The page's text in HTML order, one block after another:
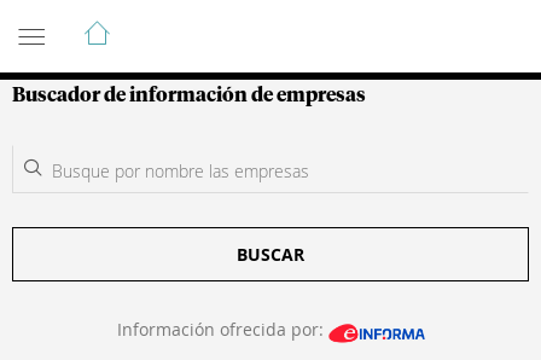
Guía de Empresas Colombianas
Buscador de información de empresas
BUSCAR
Información ofrecida por: